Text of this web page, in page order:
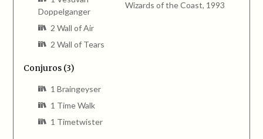
Wizards of the Coast, 1993
Doppelganger
2 Wall of Air
2 Wall of Tears
Conjuros (3)
1 Braingeyser
1 Time Walk
1 Timetwister